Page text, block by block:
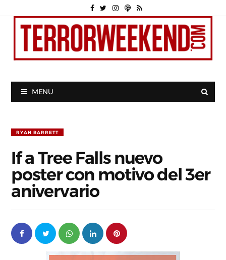
MENU
RYAN BARRETT
If a Tree Falls nuevo
poster con motivo del 3er
anivervario